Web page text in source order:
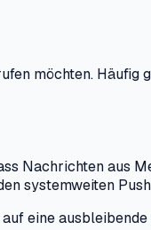
möchten.
Nachrichten aus
systemweiten
eine